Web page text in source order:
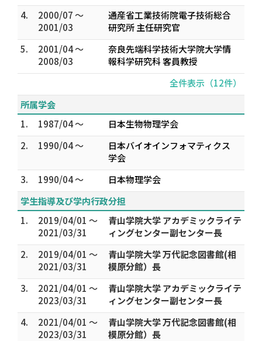
4.
2000/07 ～
2001/03
通産省工業技術院電子技術総合
研究所 主任研究官
5.
2001/04 ～
2008/03
奈良先端科学技術大学院大学情
報科学研究科 客員教授
全件表示（12件）
所属学会
1.
1987/04 ～
日本生物物理学会
2.
1990/04 ～
日本バイオインフォマティクス
学会
3.
1990/04 ～
日本物理学会
学生指導及び学内行政分担
1.
2019/04/01 ～
2021/03/31
青山学院大学 アカデミックライテ
ィングセンター副センター長
2.
2019/04/01 ～
2021/03/31
青山学院大学 万代記念図書館(相
模原分館）長
3.
2021/04/01 ～
2023/03/31
青山学院大学 アカデミックライテ
ィングセンター副センター長
4.
2021/04/01 ～
2023/03/31
青山学院大学 万代記念図書館(相
模原分館）長